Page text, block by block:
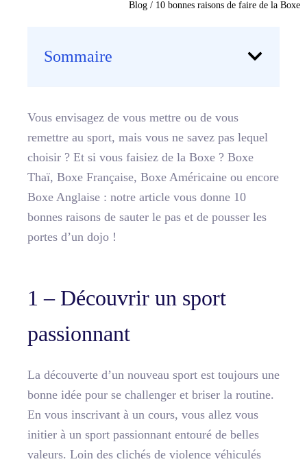
Blog / 10 bonnes raisons de faire de la Boxe
Sommaire
Vous envisagez de vous mettre ou de vous
remettre au sport, mais vous ne savez pas lequel
choisir ? Et si vous faisiez de la Boxe ? Boxe
Thaï, Boxe Française, Boxe Américaine ou encore
Boxe Anglaise : notre article vous donne 10
bonnes raisons de sauter le pas et de pousser les
portes d’un dojo !
1 – Découvrir un sport
passionnant
La découverte d’un nouveau sport est toujours une
bonne idée pour se challenger et briser la routine.
En vous inscrivant à un cours, vous allez vous
initier à un sport passionnant entouré de belles
valeurs. Loin des clichés de violence véhiculés